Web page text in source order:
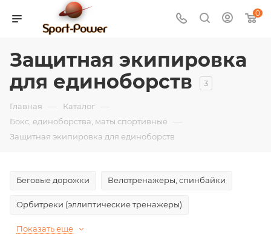
0
Защитная экипировка
для единоборств
3
Главная — Каталог —
Бокс, единоборства, маты спортивные —
Защитная экипировка для единоборств
Беговые дорожки Велотренажеры, спинбайки
Орбитреки (эллиптические тренажеры)
Показать еще